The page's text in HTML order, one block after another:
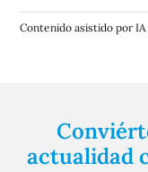
Contenido asistido por
actualidad